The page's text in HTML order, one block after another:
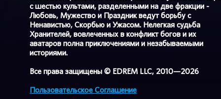
с шестью культами, разделенными на две фракции -
Любовь, Мужество и Праздник ведут борьбу с
Ненавистью, Скорбью и Ужасом. Нелегкая судьба
Хранителей, вовлеченных в конфликт богов и их
аватаров полна приключениями и незабываемыми
историями.
Все права защищены © EDREM LLC, 2010—2026
Пользовательское Соглашение